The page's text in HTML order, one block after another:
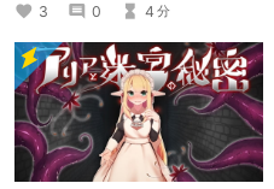
3
0 4 分